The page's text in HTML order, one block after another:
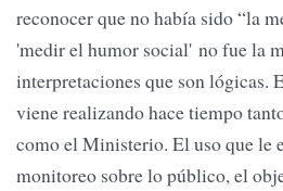
reconocer que no había sido “la
'medir el humor social' no fue la
interpretaciones que son lógicas.
viene realizando hace tiempo
como el Ministerio. El uso que le
monitoreo sobre lo público, el